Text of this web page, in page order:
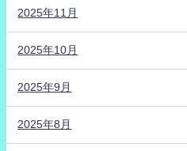
2025年11月
2025年10月
2025年9月
2025年8月